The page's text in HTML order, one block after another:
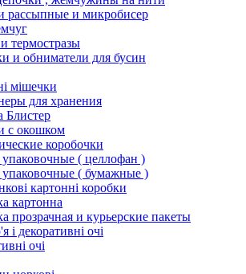
рассыпные и микробисер
термостразы
и обниматели для бусин
мішечки
для хранения
Блистер
с окошком
коробочки
( целлофан )
( бумажные )
картонні коробки
картонна
прозрачная и курьерские пакеты
і декоративні очі
очі